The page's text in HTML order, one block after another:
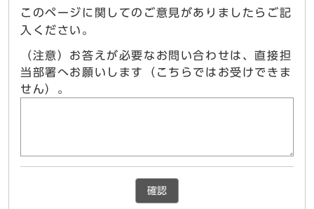
このページに関してのご意見がありましたらご記
入ください。
（注意）お答えが必要なお問い合わせは、直接担
当部署へお願いします（こちらではお受けできま
せん）。
確認